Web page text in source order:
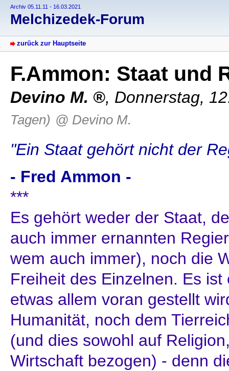
Archiv 05.11.11 - 16.03.2021
Melchizedek-Forum
zurück zur Hauptseite
F.Ammon: Staat und
Devino M. , Donnerstag,
Tagen) @ Devino M.
"Ein Staat gehört nicht der
- Fred Ammon -
***
Es gehört weder der Staat,
auch immer ernannten
wem auch immer), noch die
Freiheit des Einzelnen. Es
etwas allem voran gestellt
Humanität, noch dem
(und dies sowohl auf
Wirtschaft bezogen) - denn